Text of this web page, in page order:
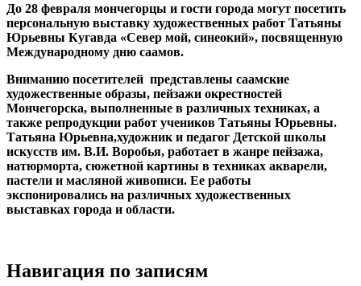
До 28 февраля мончегорцы и гости города могут посетить
персональную выставку художественных работ Татьяны
Юрьевны Кугавда «Север мой, синеокий», посвященную
Международному дню саамов.
Вниманию посетителей представлены саамские
художественные образы, пейзажи окрестностей
Мончегорска, выполненные в различных техниках, а
также репродукции работ учеников Татьяны Юрьевны.
Татьяна Юрьевна,художник и педагог Детской школы
искусств им. В.И. Воробья, работает в жанре пейзажа,
натюрморта, сюжетной картины в техниках акварели,
пастели и масляной живописи. Ее работы
экспонировались на различных художественных
выставках города и области.
Навигация по записям